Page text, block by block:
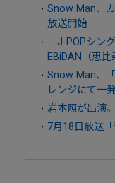
Snow Man、
放送開始
「J-POPシン
EBiDAN（恵
Snow Man、
レンジにて一
岩本照が出演
7月18日放送